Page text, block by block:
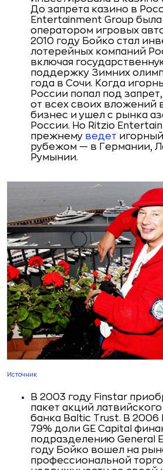
До запрета казино в
Entertainment Group
оператором игровых
2010 году Бойко стал
лотерейных компаний
включая
поддержку Зимних
года в Сочи. Когда
России попал под
от всех своих вложений
бизнес и ушел с рынка
России. Но Ritzio
прежнему ведет
рубежом — в Германии,
Румынии.
Источник
В 2003 году Finstar
пакет акций
банка Baltic Trust. В 2006
79% доли GE Capital
подразделению General
году Бойко вошел на
профессиональной